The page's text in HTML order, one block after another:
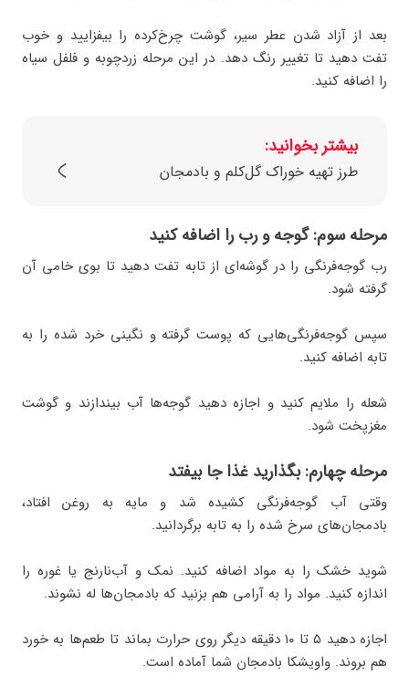
بعد از آزاد شدن عطر سیر، گوشت چرخ‌کرده را بیفزایید و خوب
تفت دهید تا تغییر رنگ دهد. در این مرحله زردچوبه و فلفل سیاه
را اضافه کنید.
بیشتر بخوانید:
طرز تهیه خوراک گل‌کلم و بادمجان
مرحله سوم: گوجه و رب را اضافه کنید
رب گوجه‌فرنگی را در گوشه‌ای از تابه تفت دهید تا بوی خامی آن
گرفته شود.
سپس گوجه‌فرنگی‌هایی که پوست گرفته و نگینی خرد شده را به
تابه اضافه کنید.
شعله را ملایم کنید و اجازه دهید گوجه‌ها آب بیندازند و گوشت
مغزپخت شود.
مرحله چهارم: بگذارید غذا جا بیفتد
وقتی آب گوجه‌فرنگی کشیده شد و مایه به روغن افتاد،
بادمجان‌های سرخ شده را به تابه برگردانید.
شوید خشک را به مواد اضافه کنید. نمک و آب‌نارنج یا غوره را
اندازه کنید. مواد را به آرامی هم بزنید که بادمجان‌ها له نشوند.
اجازه دهید ۵ تا ۱۰ دقیقه دیگر روی حرارت بماند تا طعم‌ها به خورد
هم بروند. واویشکا بادمجان شما آماده است.